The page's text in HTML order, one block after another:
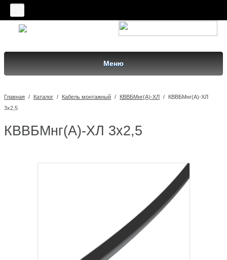
Меню
Главная / Каталог / Кабель монтажный / КВВБМнг(A)-ХЛ /
КВВБМнг(A)-ХЛ
3х2,5
КВВБМнг(A)-ХЛ 3х2,5